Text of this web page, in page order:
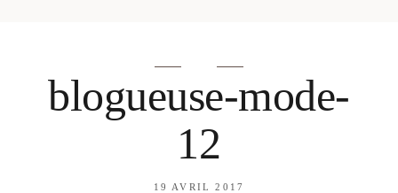
blogueuse-mode-
12
19 AVRIL 2017